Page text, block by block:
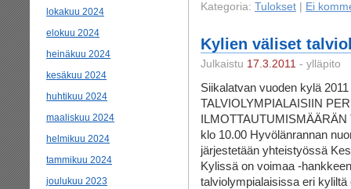
lokakuu 2024
elokuu 2024
heinäkuu 2024
kesäkuu 2024
huhtikuu 2024
maaliskuu 2024
helmikuu 2024
tammikuu 2024
joulukuu 2023
Kategoria: Tulokset Ei
Kylien väliset
Julkaistu 17.3.2011 - ylläpito
Siikalatvan vuoden kylä
TALVIOLYMPIALAISIIN
ILMOTTAUTUMISMÄÄRÄN
klo 10.00 Hyvölänrannan
järjestetään yhteistyössä
Kylissä on voimaa -
talviolympialaisissa eri